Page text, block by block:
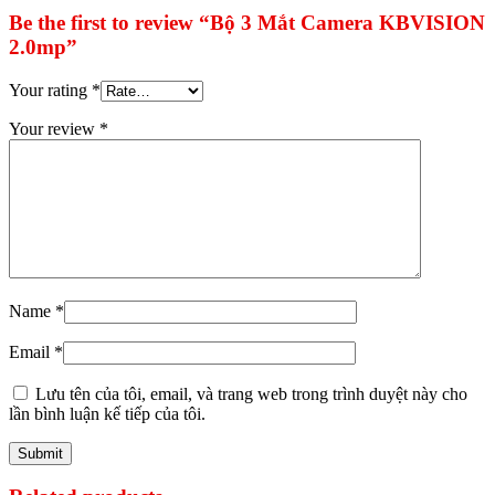
Be the first to review “Bộ 3 Mắt Camera KBVISION
2.0mp”
Your rating *
Your review *
Name *
Email *
Lưu tên của tôi, email, và trang web trong trình duyệt này cho
lần bình luận kế tiếp của tôi.